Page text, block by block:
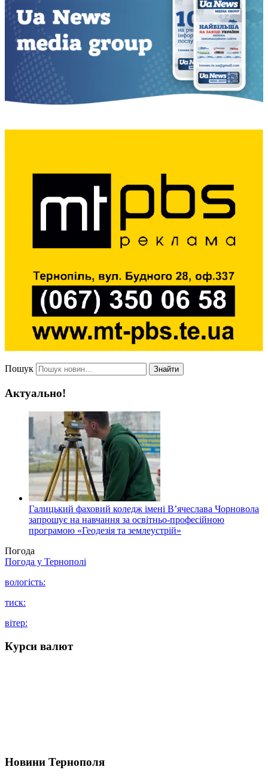
Пошук Знайти
Актуально!
Галицький фаховий коледж імені В’ячеслава Чорновола
запрошує на навчання за освітньо-професійною
програмою «Геодезія та землеустрій»
Погода
Погода у Тернополі
вологість:
тиск:
вітер:
Курси валют
Новини Тернополя